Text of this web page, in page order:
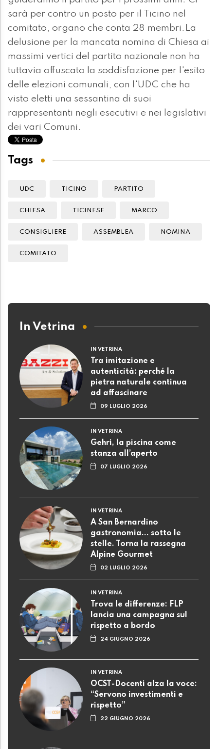
sarà per contro un posto per il Ticino nel
comitato, organo che conta 28 membri.La
delusione per la mancata nomina di Chiesa ai
massimi vertici del partito nazionale non ha
tuttavia offuscato la soddisfazione per l'esito
delle elezioni comunali, con l'UDC che ha
visto eletti una sessantina di suoi
rappresentanti negli esecutivi e nei legislativi
dei vari Comuni.
Tags
UDC TICINO PARTITO
CHIESA TICINESE MARCO
CONSIGLIERE ASSEMBLEA NOMINA
COMITATO
In Vetrina
IN VETRINA
Tra imitazione e
autenticità: perché la
pietra naturale continua
ad affascinare
09 LUGLIO 2026
IN VETRINA
Gehri, la piscina come
stanza all’aperto
07 LUGLIO 2026
IN VETRINA
A San Bernardino
gastronomia... sotto le
stelle. Torna la rassegna
Alpine Gourmet
02 LUGLIO 2026
IN VETRINA
Trova le differenze: FLP
lancia una campagna sul
rispetto a bordo
24 GIUGNO 2026
IN VETRINA
OCST-Docenti alza la voce:
“Servono investimenti e
rispetto”
22 GIUGNO 2026